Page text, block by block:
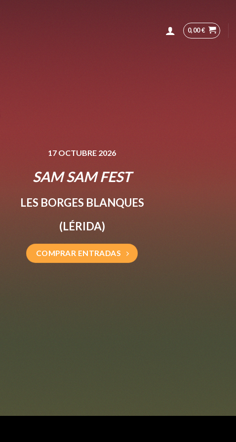
0,00€
17 OCTUBRE 2026
SAM SAM FEST
LES BORGES BLANQUES
(LÉRIDA)
COMPRAR ENTRADAS